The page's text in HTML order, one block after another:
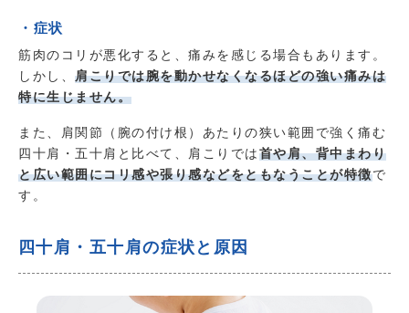
・症状
筋肉のコリが悪化すると、痛みを感じる場合もあります。
しかし、 肩こりでは腕を動かせなくなるほどの強い痛みは
特に生じません。
また、肩関節（腕の付け根）あたりの狭い範囲で強く痛む
四十肩・五十肩と比べて、肩こりでは首や肩、背中まわり
と広い範囲にコリ感や張り感などをともなうことが特徴で
す。
四十肩・五十肩の症状と原因